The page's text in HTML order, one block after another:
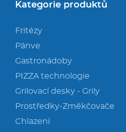
Kategorie produktů
Fritézy
Pánve
Gastronádoby
PIZZA technologie
Grilovací desky - Grily
Prostředky-Změkčovače
Chlazení